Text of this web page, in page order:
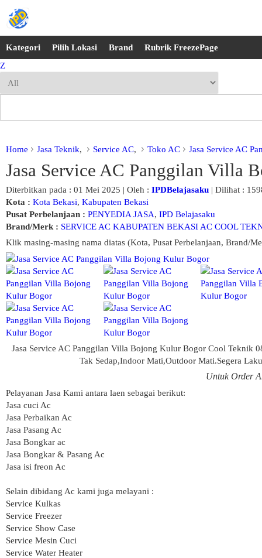
Kategori Pilih Lokasi Brand
Rubrik FreezePage
Z
Home Jasa Teknik, Service AC, Toko AC Jasa Service AC
Jasa Service AC Panggilan Villa
Diterbitkan pada : 01 Mei 2025 | Oleh : IPDBelajasaku | Dilihat :
Kota : Kota Bekasi, Kabupaten Bekasi
Pusat Perbelanjaan : PENYEDIA JASA, IPD Belajasaku
Brand/Merk : SERVICE AC KABUPATEN BEKASI AC COOL
Klik masing-masing nama diatas (Kota, Pusat Perbelanjaan, Brand/
Jasa Service AC Panggilan Villa Bojong Kulur Bogor Cool Teknik
Tak Sedap,Indoor Mati,Outdoor Mati.Segera
Untuk Order
Pelayanan Jasa Kami antara laen sebagai berikut:
Jasa cuci Ac
Jasa Perbaikan Ac
Jasa Pasang Ac
Jasa Bongkar ac
Jasa Bongkar & Pasang Ac
Jasa isi freon Ac
Selain dibidang Ac kami juga melayani :
Service Kulkas
Service Freezer
Service Show Case
Service Mesin Cuci
Service Water Heater